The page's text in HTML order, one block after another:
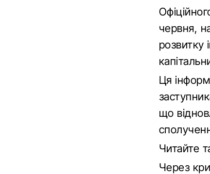
червня,
розвитку
Ця
що
Читайте
Через